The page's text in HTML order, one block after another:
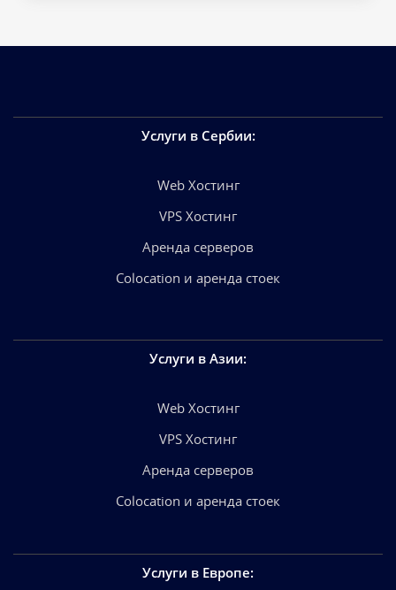
Услуги в Сербии:
Web Хостинг
VPS Хостинг
Аренда серверов
Colocation и аренда стоек
Услуги в Азии:
Web Хостинг
VPS Хостинг
Аренда серверов
Colocation и аренда стоек
Услуги в Европе: